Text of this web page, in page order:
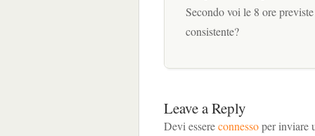
Secondo voi le 8 ore
consistente?
Leave a Reply
Devi essereconnessoper inviare